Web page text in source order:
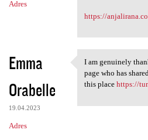
Adres
https://
Emma
Orabelle
19.04.2023
Adres
I am genuinely
I am genuinely
page who has
this place https://